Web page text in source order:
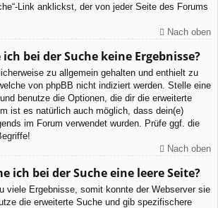
Link anklickst, der von jeder Seite des Forums
Nach oben
bei der Suche keine Ergebnisse?
zu allgemein gehalten und enthielt zu
von phpBB nicht indiziert werden. Stelle eine
benutze die Optionen, die dir die erweiterte
ist es natürlich auch möglich, dass dein(e)
im Forum verwendet wurden. Prüfe ggf. die
Nach oben
ich bei der Suche eine leere Seite?
viele Ergebnisse, somit konnte der Webserver sie
die erweiterte Suche und gib spezifischere